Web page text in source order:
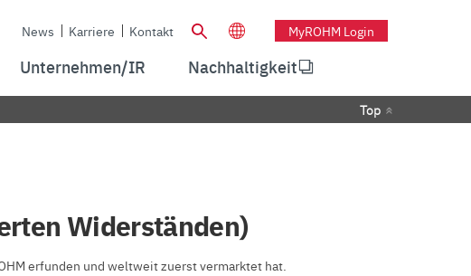
News Karriere Kontakt MyROHM Login
Unternehmen/IR Nachhaltigkeit
Top
Widerständen)
erfunden und weltweit zuerst vermarktet hat.